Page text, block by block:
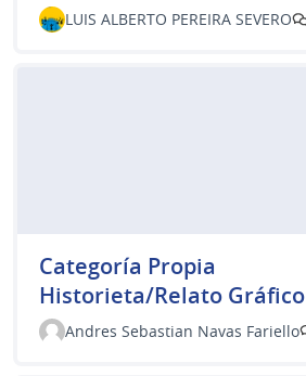
LUIS ALBERTO PEREIRA SEVERO
Categoría Propia
Historieta/Relato Gráfico
Andres Sebastian Navas Fariello